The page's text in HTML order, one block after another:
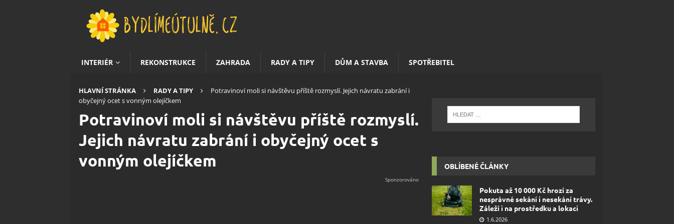
INTERIÉR REKONSTRUKCE ZAHRADA RADY A TIPY DŮM A STAVBA SPOTŘEBITEL
HLAVNÍ STRÁNKA RADY A TIPY
Potravinoví moli si návštěvu příště rozmyslí. Jejich návratu zabrání i
obyčejný ocet s vonným olejíčkem
Potravinoví moli si návštěvu příště rozmyslí.
Jejich návratu zabrání i obyčejný ocet s
vonným olejíčkem
OBLÍBENÉ ČLÁNKY
Pokuta až 10 000 Kč hrozí za
nesprávné sekání i nesekání trávy.
Záleží i na prostředku a lokaci
1.6.2026